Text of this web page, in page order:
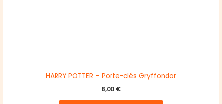
HARRY POTTER – Porte-clés Gryffondor
8,00 €